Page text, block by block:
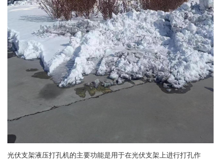
光伏支架液压打孔机的主要功能是用于在光伏支架上进行打孔作